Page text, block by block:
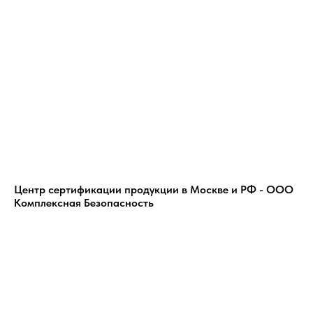
Центр сертификации продукции в Москве и РФ - ООО
Комплексная Безопасность